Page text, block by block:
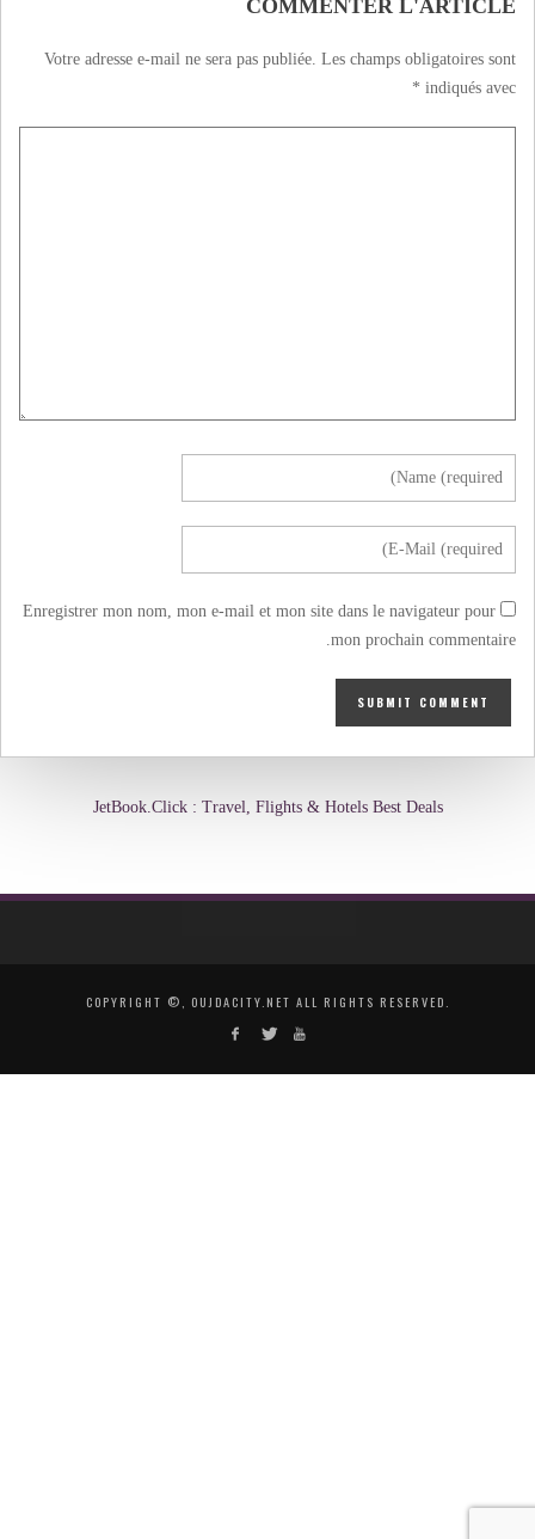
COMMENTER L'ARTICLE
Votre adresse e-mail ne sera pas publiée. Les champs obligatoires sont
indiqués avec
*
Enregistrer mon nom, mon e-mail et mon site dans le navigateur pour
mon prochain commentaire.
JetBook.Click : Travel, Flights & Hotels Best Deals
COPYRIGHT ©, OUJDACITY.NET ALL RIGHTS RESERVED.